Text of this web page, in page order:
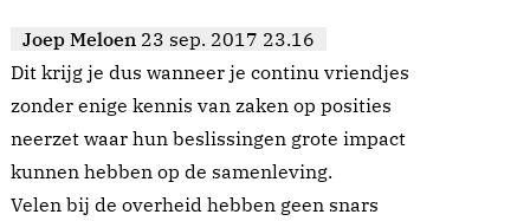
Joep Meloen 23 sep. 2017 23.16
Dit krijg je dus wanneer je continu vriendjes
zonder enige kennis van zaken op posities
neerzet waar hun beslissingen grote impact
kunnen hebben op de samenleving.
Velen bij de overheid hebben geen snars